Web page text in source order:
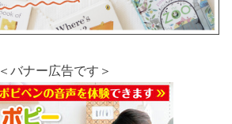
＜バナー広告です＞